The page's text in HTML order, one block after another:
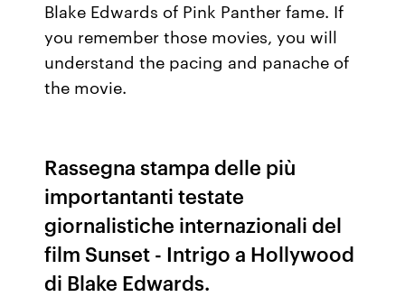
Blake Edwards of Pink Panther fame. If
you remember those movies, you will
understand the pacing and panache of
the movie.
Rassegna stampa delle più
importantanti testate
giornalistiche internazionali del
film Sunset - Intrigo a Hollywood
di Blake Edwards.